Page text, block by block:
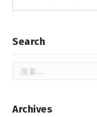
Search
Archives